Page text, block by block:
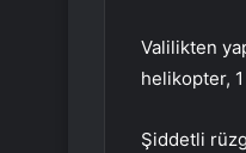
Valilikten
helikopter,
Şiddetli